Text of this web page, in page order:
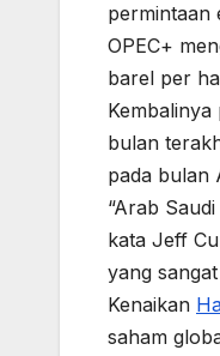
permintaan
OPEC+
barel per
bulan
pada bulan
“Arab
kata Jeff
yang
Kenaikan
saham